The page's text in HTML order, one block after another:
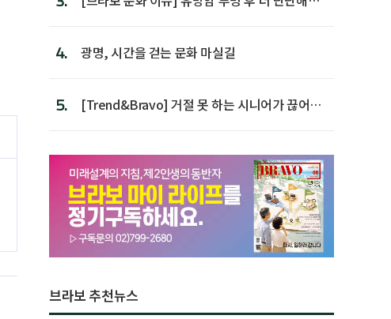
4. 광명, 시간을 걷는 문화 마실길
5.
[Trend&Bravo] 거절 못 하는 시니어가 끊어야
브라보 추천뉴스